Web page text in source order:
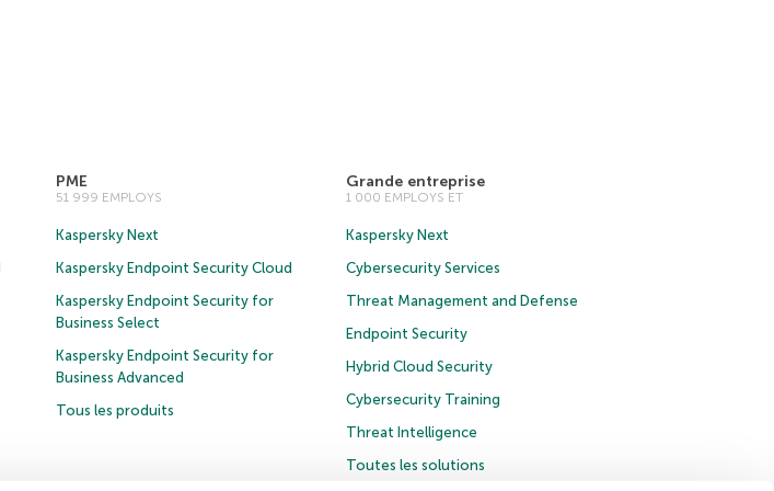
PME
51 999 EMPLOYS
Kaspersky Next
Kaspersky Endpoint Security Cloud
Kaspersky Endpoint Security for
Business Select
Kaspersky Endpoint Security for
Business Advanced
Tous les produits
Grande entreprise
1 000 EMPLOYS ET
Kaspersky Next
Cybersecurity Services
Threat Management and Defense
Endpoint Security
Hybrid Cloud Security
Cybersecurity Training
Threat Intelligence
Toutes les solutions